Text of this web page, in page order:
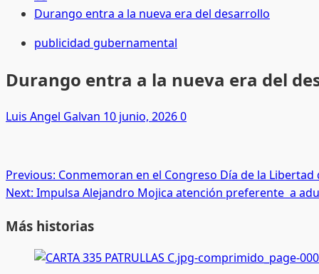
Durango entra a la nueva era del desarrollo
publicidad gubernamental
Durango entra a la nueva era del
Luis Angel Galvan 10 junio, 20260
Post
navigation
Previous: Conmemoran en el Congreso Día de la Libertad
Next: Impulsa Alejandro Mojica atención preferente a
Más historias